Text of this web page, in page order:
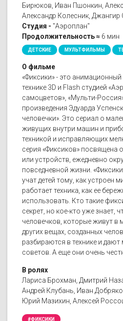
Бирюков, Иван Пшонкин,
Александр Колесник, Джангир
Студия - "Аэроплан"
Продолжительность ≈ 6 мин
ДЕТСКИЕ МУЛЬТФИЛЬМЫ
О фильме
«Фиксики» - это
технике 3D и Flash студией
самоцветов», «Мульти-
произведения Эдуарда
человечки». Это сериал о
живущих внутри машин и
техникой и исправляющих
серия «Фиксиков» посвящена
или устройств, ежедневно
повседневной жизни.
учат детей тому, как устроен
работает техника, как ее
использовать. Кто такие
секрет, но кое-кто уже знает,
человечков, которые живут в
других вещах, созданных
разбираются в технике и
советов. А еще они очень
В ролях
Лариса Брохман, Дмитрий
Андрей Клубань, Иван
Юрий Мазихин, Алексей
#ФИКСИКИ